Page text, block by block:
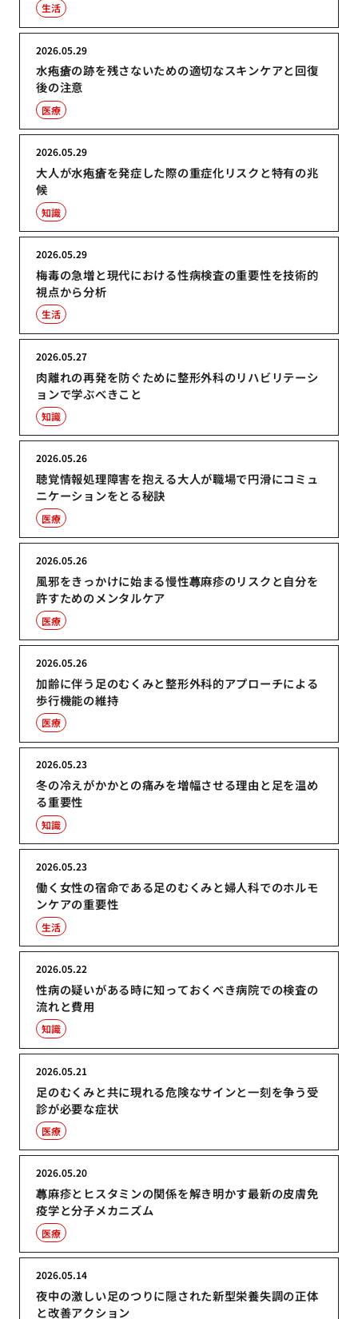
生活
水疱瘡の跡を残さないための適切なスキンケアと回復
後の注意
2026.05.29
医療
大人が水疱瘡を発症した際の重症化リスクと特有の兆
候
2026.05.29
知識
梅毒の急増と現代における性病検査の重要性を技術的
視点から分析
2026.05.29
生活
肉離れの再発を防ぐために整形外科のリハビリテーシ
ョンで学ぶべきこと
2026.05.27
知識
聴覚情報処理障害を抱える大人が職場で円滑にコミュ
ニケーションをとる秘訣
2026.05.26
医療
風邪をきっかけに始まる慢性蕁麻疹のリスクと自分を
許すためのメンタルケア
2026.05.26
医療
加齢に伴う足のむくみと整形外科的アプローチによる
歩行機能の維持
2026.05.26
医療
冬の冷えがかかとの痛みを増幅させる理由と足を温め
る重要性
2026.05.23
知識
働く女性の宿命である足のむくみと婦人科でのホルモ
ンケアの重要性
2026.05.23
生活
性病の疑いがある時に知っておくべき病院での検査の
流れと費用
2026.05.22
知識
足のむくみと共に現れる危険なサインと一刻を争う受
診が必要な症状
2026.05.21
医療
蕁麻疹とヒスタミンの関係を解き明かす最新の皮膚免
疫学と分子メカニズム
2026.05.20
医療
夜中の激しい足のつりに隠された新型栄養失調の正体
と改善アクション
2026.05.14